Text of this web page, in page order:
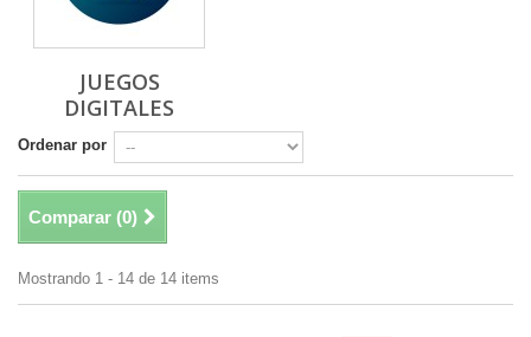
JUEGOS
DIGITALES
Ordenar por
Comparar (0)
Mostrando 1 - 14 de 14 items